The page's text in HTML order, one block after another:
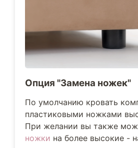
Опция "Замена ножек"
По умолчанию кровать
пластиковыми ножками
При желании вы также
ножки на более высокие -